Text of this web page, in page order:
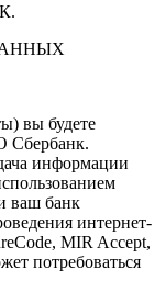
вы будете
Сбербанк.
информации
ваш банк
интернет-
MIR Accept,
потребоваться